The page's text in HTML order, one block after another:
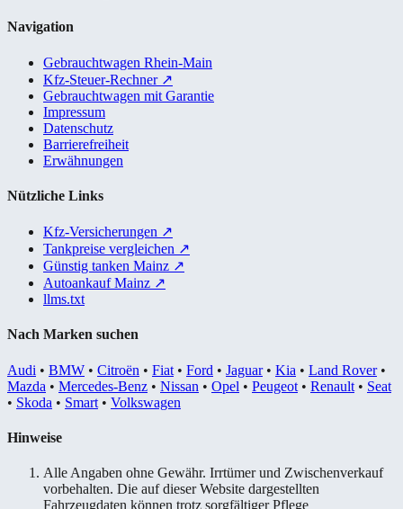
Navigation
Gebrauchtwagen Rhein-Main
Kfz-Steuer-Rechner ↗
Gebrauchtwagen mit Garantie
Impressum
Datenschutz
Barrierefreiheit
Erwähnungen
Nützliche Links
Kfz-Versicherungen ↗
Tankpreise vergleichen ↗
Günstig tanken Mainz ↗
Autoankauf Mainz ↗
llms.txt
Nach Marken suchen
Audi • BMW • Citroën • Fiat • Ford • Jaguar• Kia • Land Rover•
Mazda • Mercedes-Benz • Nissan • Opel • Peugeot • Renault • Seat
• Skoda • Smart • Volkswagen
Hinweise
Alle Angaben ohne Gewähr. Irrtümer und Zwischenverkauf
vorbehalten. Die auf dieser Website dargestellten
Fahrzeugdaten können trotz sorgfältiger Pflege